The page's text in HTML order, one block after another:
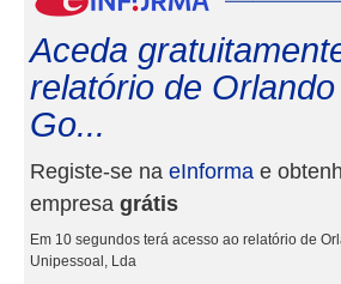
Aceda
relatório de
Go...
Registe-se na eInforma e
empresa grátis
Em 10 segundos terá acesso ao relatório de
Unipessoal, Lda